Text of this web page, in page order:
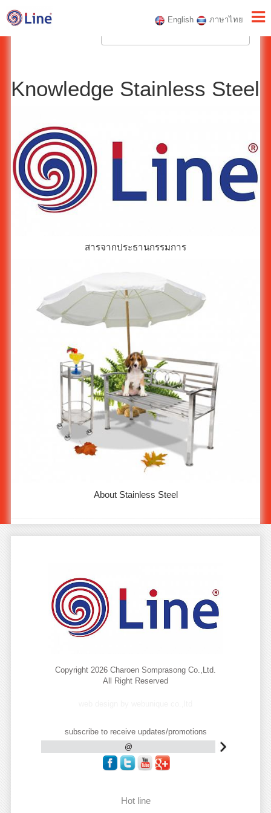
English ภาษาไทย
Knowledge Stainless Steel
สารจากประธานกรรมการ
About Stainless Steel
Copyright 2026 Charoen Somprasong Co.,Ltd.
All Right Reserved
subscribe to receive updates/promotions
Hot line